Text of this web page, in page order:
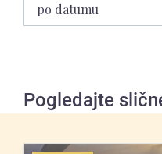
po datumu
Pogledajte